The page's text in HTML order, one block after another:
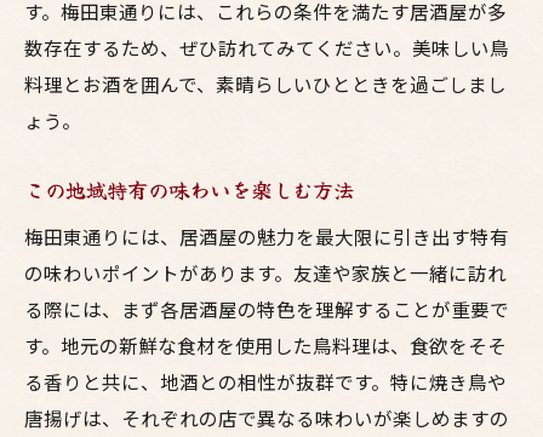
地酒の豊富なラインナップを楽しむ
鶏肉と酒の魅力を最大限に引き出す技法
美味しさが広がる和やかな空間
家族で楽しむ安心の居酒屋選び
様々なシーンに合わせた居酒屋の使い方
鳥料理が主役の特別な集まり
地元の人気店で味わう特別なひととき
居酒屋での思い出を彩る鳥料理
す。梅田東通りには、これらの条件を満たす居酒屋が多
数存在するため、ぜひ訪れてみてください。美味しい鳥
料理とお酒を囲んで、素晴らしいひとときを過ごしまし
ょう。
この地域特有の味わいを楽しむ方法
梅田東通りには、居酒屋の魅力を最大限に引き出す特有
の味わいポイントがあります。友達や家族と一緒に訪れ
る際には、まず各居酒屋の特色を理解することが重要で
す。地元の新鮮な食材を使用した鳥料理は、食欲をそそ
る香りと共に、地酒との相性が抜群です。特に焼き鳥や
唐揚げは、それぞれの店で異なる味わいが楽しめますの